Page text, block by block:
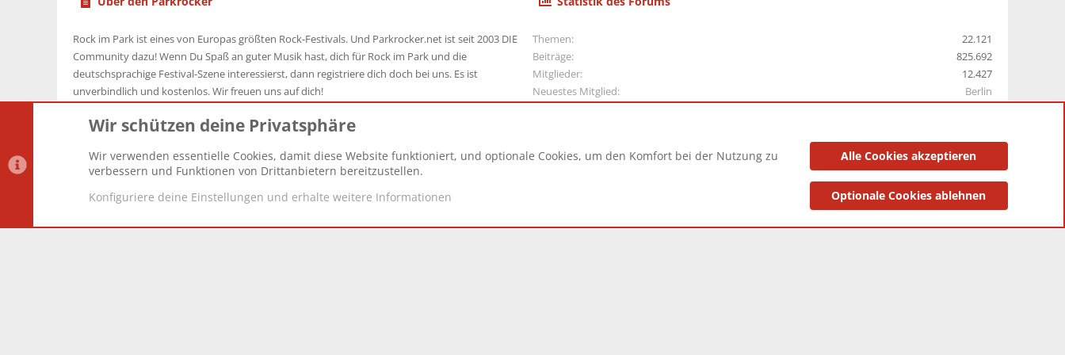
Rock im Park ist eines von Europas größten Rock-Festivals. Und Parkrocker.net ist seit 2003 DIE
Community dazu! Wenn Du Spaß an guter Musik hast, dich für Rock im Park und die
deutschsprachige Festival-Szene interessierst, dann registriere dich doch bei uns. Es ist
unverbindlich und kostenlos. Wir freuen uns auf dich!
Themen
22.121
Beiträge
825.692
Mitglieder
12.427
Neuestes Mitglied
Berlin
Datenschutz-Einstellungen PR Light Deutsch [Du] Datenschutzerklärung Impressum
Wir schützen deine Privatsphäre
Wir verwenden essentielle Cookies, damit diese Website funktioniert, und optionale Cookies, um den Komfort bei der Nutzung zu
verbessern und Funktionen von Drittanbietern bereitzustellen.
Konfiguriere deine Einstellungen und erhalte weitere Informationen
Alle Cookies akzeptieren
Optionale Cookies ablehnen